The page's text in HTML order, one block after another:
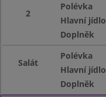
2
Polévka
Hlavní jídlo
Doplněk
Salát
Polévka
Hlavní jídlo
Doplněk